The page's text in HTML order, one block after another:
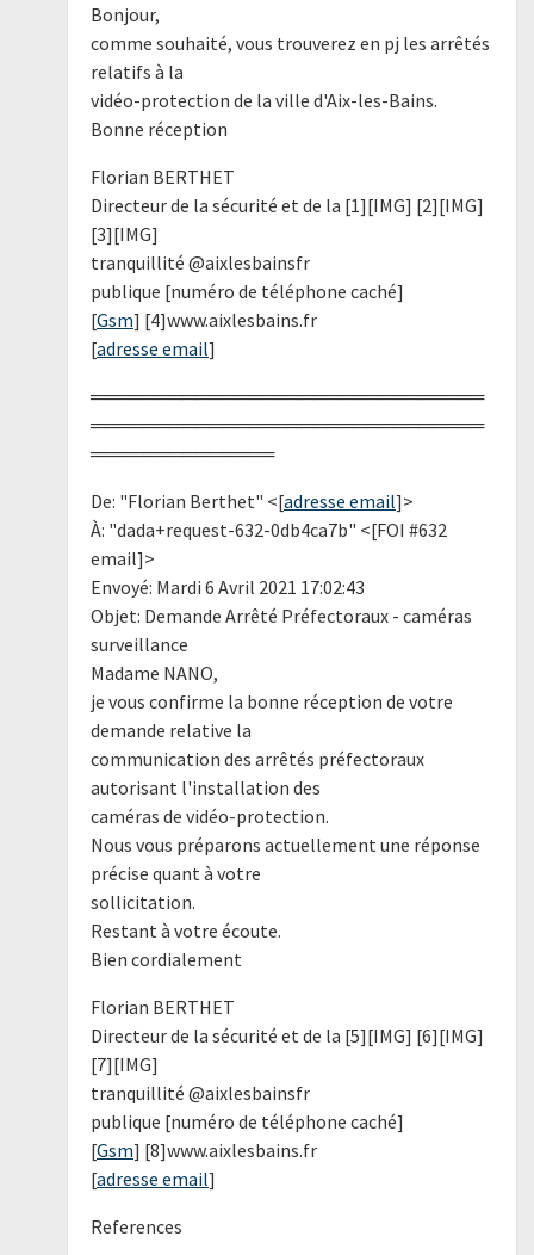
Bonjour,
comme souhaité, vous trouverez en pj les arrêtés
relatifs à la
vidéo-protection de la ville d'Aix-les-Bains.
Bonne réception
Florian BERTHET
Directeur de la sécurité et de la [1][IMG] [2][IMG]
[3][IMG]
tranquillité @aixlesbainsfr
publique [numéro de téléphone caché]
[Gsm] [4]www.aixlesbains.fr
[adresse email]
══════════════════════════════
══════════════════════════════
══════════════
De: "Florian Berthet" <[adresse email]>
À: "dada+request-632-0db4ca7b" <[FOI #632
email]>
Envoyé: Mardi 6 Avril 2021 17:02:43
Objet: Demande Arrêté Préfectoraux - caméras
surveillance
Madame NANO,
je vous confirme la bonne réception de votre
demande relative la
communication des arrêtés préfectoraux
autorisant l'installation des
caméras de vidéo-protection.
Nous vous préparons actuellement une réponse
précise quant à votre
sollicitation.
Restant à votre écoute.
Bien cordialement
Florian BERTHET
Directeur de la sécurité et de la [5][IMG] [6][IMG]
[7][IMG]
tranquillité @aixlesbainsfr
publique [numéro de téléphone caché]
[Gsm] [8]www.aixlesbains.fr
[adresse email]
References